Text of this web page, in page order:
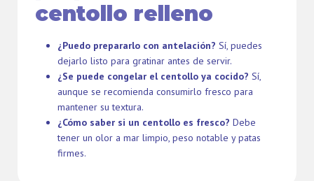
centollo relleno
¿Puedo prepararlo con antelación? Sí, puedes
dejarlo listo para gratinar antes de servir.
¿Se puede congelar el centollo ya cocido? Sí,
aunque se recomienda consumirlo fresco para
mantener su textura.
¿Cómo saber si un centollo es fresco? Debe
tener un olor a mar limpio, peso notable y patas
firmes.